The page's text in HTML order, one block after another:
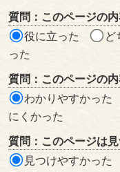
評
価
ア
質問：このページの
役に立った
ど
った
質問：このページの
わかりやすかった
にくかった
質問：このページは
見つけやすかった